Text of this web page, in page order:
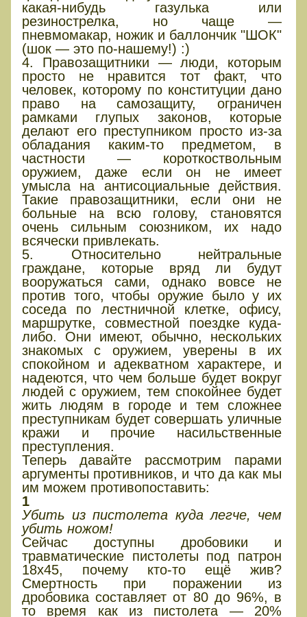
какая-нибудь газулька или
резинострелка, но чаще —
пневмомакар, ножик и баллончик "ШОК"
(шок — это по-нашему!) :)
4. Правозащитники — люди, которым
просто не нравится тот факт, что
человек, которому по конституции дано
право на самозащиту, ограничен
рамками глупых законов, которые
делают его преступником просто из-за
обладания каким-то предметом, в
частности — короткоствольным
оружием, даже если он не имеет
умысла на антисоциальные действия.
Такие правозащитники, если они не
больные на всю голову, становятся
очень сильным союзником, их надо
всячески привлекать.
5. Относительно нейтральные
граждане, которые вряд ли будут
вооружаться сами, однако вовсе не
против того, чтобы оружие было у их
соседа по лестничной клетке, офису,
маршрутке, совместной поездке куда-
либо. Они имеют, обычно, нескольких
знакомых с оружием, уверены в их
спокойном и адекватном характере, и
надеются, что чем больше будет вокруг
людей с оружием, тем спокойнее будет
жить людям в городе и тем сложнее
преступникам будет совершать уличные
кражи и прочие насильственные
преступления.
Теперь давайте рассмотрим парами
аргументы противников, и что да как мы
им можем противопоставить:
1
Убить из пистолета куда легче, чем
убить ножом!
Сейчас доступны дробовики и
травматические пистолеты под патрон
18х45, почему кто-то ещё жив?
Смертность при поражении из
дробовика составляет от 80 до 96%, в
то время как из пистолета — 20%